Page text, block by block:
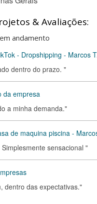
& Avaliações:
andamento
- Dropshipping - Marcos
dentro do prazo. "
da empresa
a minha demanda."
de maquina piscina -
sensacional "
dentro das expectativas."